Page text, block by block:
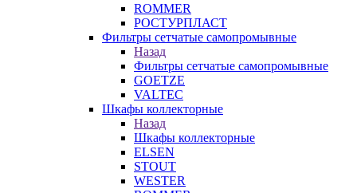
ROMMER
РОСТУРПЛАСТ
Фильтры сетчатые самопромывные
Назад
Фильтры сетчатые самопромывные
GOETZE
VALTEC
Шкафы коллекторные
Назад
Шкафы коллекторные
ELSEN
STOUT
WESTER